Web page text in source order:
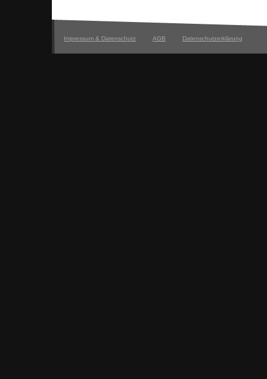
Impressum & Datenschutz AGB Datenschutzerklärung